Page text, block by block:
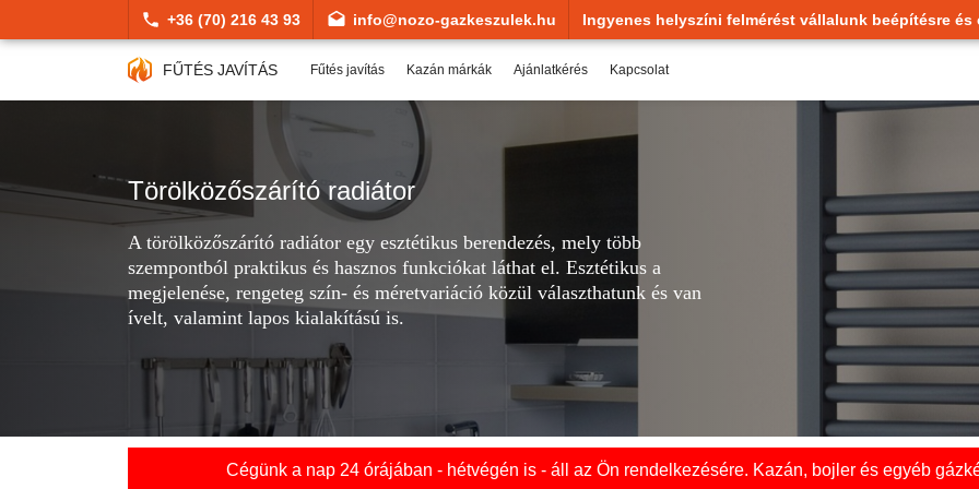
+36 (70) 216 43 93 info@nozo-gazkeszulek.hu Ingyenes helyszíni felmérést vállalunk beépítésre és
FŰTÉS JAVÍTÁS Fűtés javítás Kazán márkák Ajánlatkérés Kapcsolat
Törölközőszárító radiátor
A törölközőszárító radiátor egy esztétikus berendezés, mely több
szempontból praktikus és hasznos funkciókat láthat el. Esztétikus a
megjelenése, rengeteg szín- és méretvariáció közül választhatunk és van
ívelt, valamint lapos kialakítású is.
Cégünk a nap 24 órájában - hétvégén is - áll az Ön rendelkezésére. Kazán, bojler és egyéb